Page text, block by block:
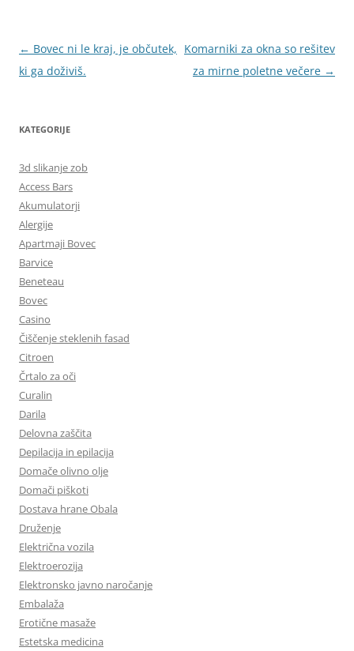
Krmarjenje
po
← Bovec ni le kraj, je občutek,
ki ga doživiš.
Komarniki za okna so rešitev
za mirne poletne večere →
KATEGORIJE
3d slikanje zob
Access Bars
Akumulatorji
Alergije
Apartmaji Bovec
Barvice
Beneteau
Bovec
Casino
Čiščenje steklenih fasad
Citroen
Črtalo za oči
Curalin
Darila
Delovna zaščita
Depilacija in epilacija
Domače olivno olje
Domači piškoti
Dostava hrane Obala
Druženje
Električna vozila
Elektroerozija
Elektronsko javno naročanje
Embalaža
Erotične masaže
Estetska medicina